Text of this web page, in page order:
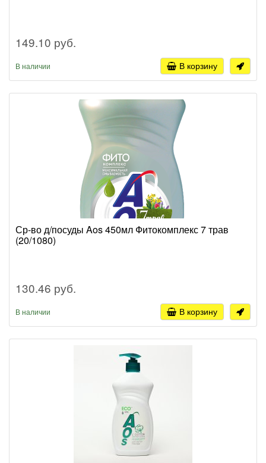
149.10 руб.
В наличии В корзину
Ср-во д/посуды Aos 450мл Фитокомплекс 7 трав
(20/1080)
130.46 руб.
В наличии В корзину